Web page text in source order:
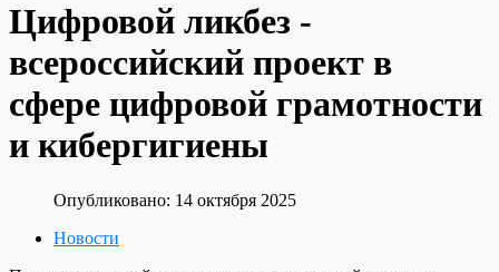
Цифровой ликбез -
всероссийский проект в
сфере цифровой грамотности
и кибергигиены
Опубликовано: 14 октября 2025
Новости